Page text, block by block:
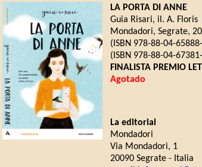
LA PORTA DI ANNE
Guia Risari, il. A. Floris
Mondadori, Segrate,
(ISBN 978-88-04-
(ISBN 978-88-04-
FINALISTA PREMIO
Agotado
La editorial
Mondadori
Via Mondadori, 1
20090 Segrate - Italia